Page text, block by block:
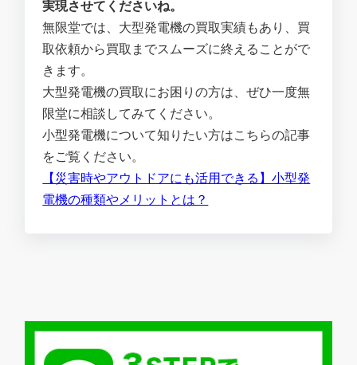
実現させてくださいね。
無限堂では、大型発電機の買取実績もあり、買
取依頼から買取までスムーズに終えることがで
きます。
大型発電機の買取にお困りの方は、ぜひ一度無
限堂に相談してみてください。
小型発電機について知りたい方はこちらの記事
をご覧ください。
【災害時やアウトドアにも活用できる】小型発
電機の種類やメリットとは？